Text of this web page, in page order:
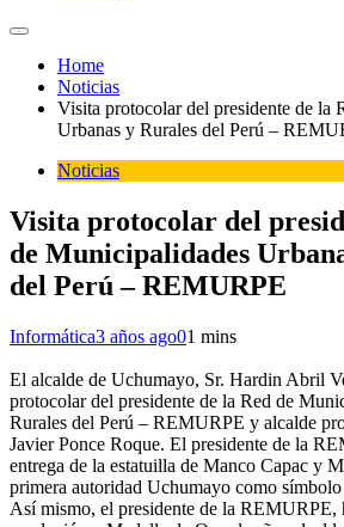
Home
Noticias
Visita protocolar del presidente de la
Urbanas y Rurales del Perú –
Noticias
Visita protocolar del
de Municipalidades
del Perú – REMURPE
Informática3 años ago01 mins
El alcalde de Uchumayo, Sr. Hardin Abril
protocolar del presidente de la Red de
Rurales del Perú – REMURPE y alcalde
Javier Ponce Roque. El presidente de la
entrega de la estatuilla de Manco Capac y
primera autoridad Uchumayo como símbolo
Así mismo, el presidente de la REMURPE,